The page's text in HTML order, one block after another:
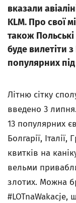
вказали
KLM. Про свої
також Польські
буде вилетіти
популярних
Літню сітку
введено 3
13 популярних
Болгарії, Італії,
квитків на
вельми
злотих. Можна
#LOTnaWakacje,